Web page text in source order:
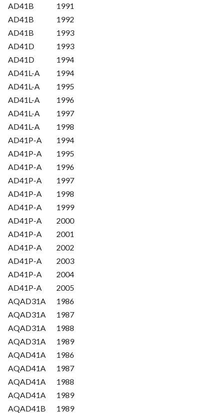
AD41B
1991
AD41B
1992
AD41B
1993
AD41D
1993
AD41D
1994
AD41L-A
1994
AD41L-A
1995
AD41L-A
1996
AD41L-A
1997
AD41L-A
1998
AD41P-A
1994
AD41P-A
1995
AD41P-A
1996
AD41P-A
1997
AD41P-A
1998
AD41P-A
1999
AD41P-A
2000
AD41P-A
2001
AD41P-A
2002
AD41P-A
2003
AD41P-A
2004
AD41P-A
2005
AQAD31A
1986
AQAD31A
1987
AQAD31A
1988
AQAD31A
1989
AQAD41A
1986
AQAD41A
1987
AQAD41A
1988
AQAD41A
1989
AQAD41B
1989